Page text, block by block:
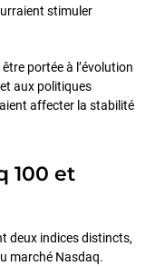
stimuler
portée à l’évolution
aux politiques
affecter la stabilité
100 et
deux indices distincts,
marché Nasdaq.